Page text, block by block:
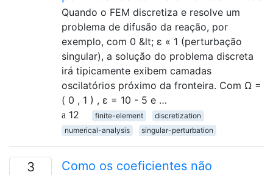
Quando o FEM discretiza e resolve um
problema de difusão da reação, por
exemplo, com 0 &lt; ε « 1 (perturbação
singular), a solução do problema discreta
irá tipicamente exibem camadas
oscilatórios próximo da fronteira. Com Ω =
( 0 , 1 ) , ε = 10 - 5 e …
12
finite-element
discretization
numerical-analysis
singular-perturbation
3
Como os coeficientes não